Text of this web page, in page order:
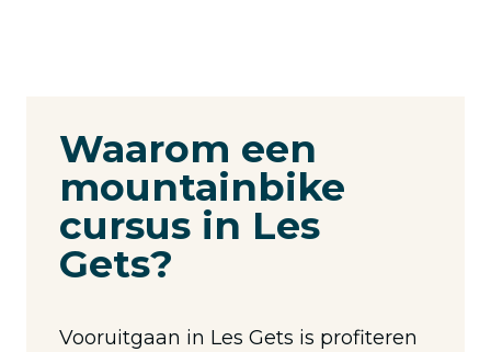
Waarom een
mountainbike
cursus in Les
Gets?
Vooruitgaan in Les Gets is profiteren